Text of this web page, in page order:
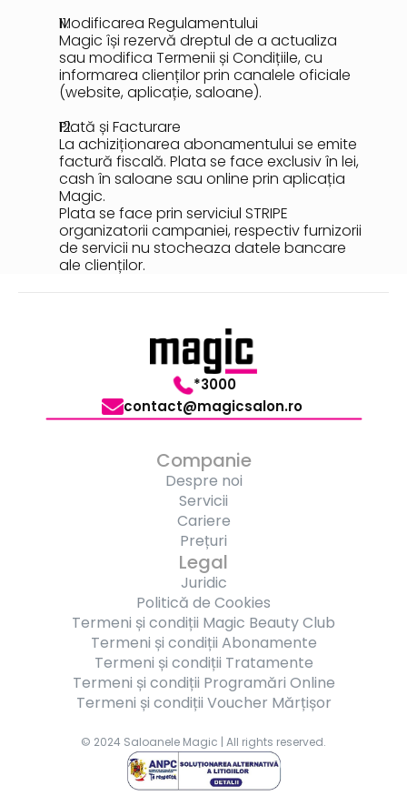
Modificarea Regulamentului
Magic își rezervă dreptul de a actualiza
sau modifica Termenii și Condițiile, cu
informarea clienților prin canalele oficiale
(website, aplicație, saloane).
Plată și Facturare
La achiziționarea abonamentului se emite
factură fiscală. Plata se face exclusiv în lei,
cash în saloane sau online prin aplicația
Magic.
Plata se face prin serviciul STRIPE
organizatorii campaniei, respectiv furnizorii
de servicii nu stocheaza datele bancare
ale clienților.
*3000
contact@magicsalon.ro
Companie
Despre noi
Servicii
Cariere
Prețuri
Legal
Juridic
Politică de Cookies
Termeni și condiții Magic Beauty Club
Termeni și condiții Abonamente
Termeni și condiții Tratamente
Termeni și condiții Programări Online
Termeni și condiții Voucher Mărțișor
© 2024 Saloanele Magic | All rights reserved.